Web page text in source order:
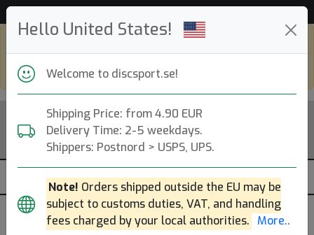
Hello United States!
Welcome to discsport.se!
Shipping Price: from 4.90 EUR
Delivery Time: 2-5 weekdays.
Shippers: Postnord > USPS, UPS.
Note! Orders shipped outside the EU may be
subject to customs duties, VAT, and handling
fees charged by your local authorities. More..
go todiscsport.com
Previous Next